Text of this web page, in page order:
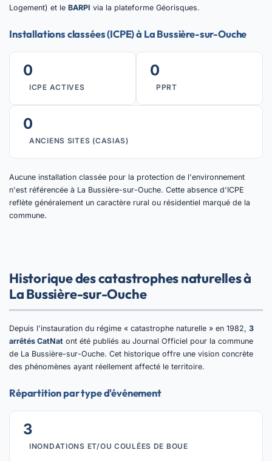
Logement) et le BARPI via la plateforme Géorisques.
Installations classées (ICPE) à La Bussière-sur-Ouche
0
ICPE ACTIVES
0
PPRT
0
ANCIENS SITES (CASIAS)
Aucune installation classée pour la protection de l'environnement
n'est référencée à La Bussière-sur-Ouche. Cette absence d'ICPE
reflète généralement un caractère rural ou résidentiel marqué de la
commune.
Historique des catastrophes naturelles à
La Bussière-sur-Ouche
Depuis l'instauration du régime « catastrophe naturelle » en 1982, 3
arrêtés CatNat ont été publiés au Journal Officiel pour la commune
de La Bussière-sur-Ouche. Cet historique offre une vision concrète
des phénomènes ayant réellement affecté le territoire.
Répartition par type d'événement
3
INONDATIONS ET/OU COULÉES DE BOUE